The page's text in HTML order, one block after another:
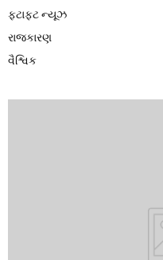
ફટાફટ ન્યૂઝ
રાજકારણ
વૈશ્વિક